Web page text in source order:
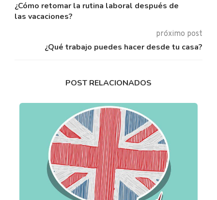
¿Cómo retomar la rutina laboral después de
las vacaciones?
próximo post
¿Qué trabajo puedes hacer desde tu casa?
POST RELACIONADOS